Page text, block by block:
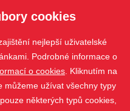
cookies
nejlepší uživatelské
Podrobné informace o
o cookies . Kliknutím na
můžeme užívat všechny typy
některých typů cookies,